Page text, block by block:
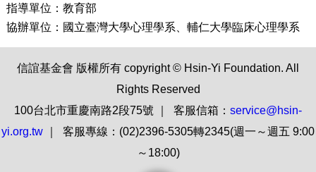
指導單位：教育部
協辦單位：國立臺灣大學心理學系、輔仁大學臨床心理學系
信誼基金會 版權所有 copyright © Hsin-Yi Foundation. All
Rights Reserved
100台北市重慶南路2段75號 ｜ 客服信箱： service@hsin-
yi.org.tw ｜ 客服專線：(02)2396-5305轉2345(週一～週五 9:00
～18:00)